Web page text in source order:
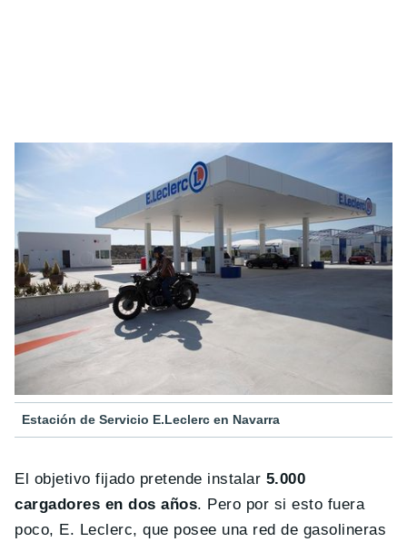
Estación de Servicio E.Leclerc en Navarra
El objetivo fijado pretende instalar 5.000
cargadores en dos años. Pero por si esto fuera
poco, E. Leclerc, que posee una red de gasolineras